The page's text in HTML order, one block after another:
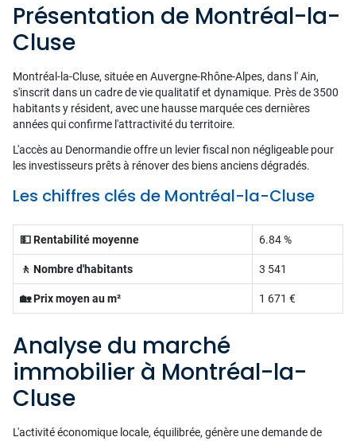
Présentation de Montréal-la-
Cluse
Montréal-la-Cluse, située en Auvergne-Rhône-Alpes, dans l' Ain,
s'inscrit dans un cadre de vie qualitatif et dynamique. Près de 3500
habitants y résident, avec une hausse marquée ces dernières
années qui confirme l'attractivité du territoire.
L'accès au Denormandie offre un levier fiscal non négligeable pour
les investisseurs prêts à rénover des biens anciens dégradés.
Les chiffres clés de Montréal-la-Cluse
💵 Rentabilité moyenne 6.84 %
🚶 Nombre d'habitants 3 541
🏡 Prix moyen au m² 1 671 €
Analyse du marché
immobilier à Montréal-la-
Cluse
L'activité économique locale, équilibrée, génère une demande de